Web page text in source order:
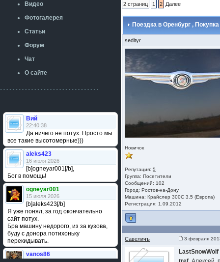
Видео
Фотогалерея
Статьи
Форум
Чат
О сайте
Вий
22:40:38
Да ничего не потух. Просто мы
все такие высотомерные)))
aleks423
16 июля 2026
[b]ogneyar001[/b],
Бог в помощь!
ogneyar001
15 июля 2026
[b]aleks423[/b]
Я уже понял, за год окончательно
сайт потух.
Бра машину недорого, из за кузова,
буду с донора потихоньку
перекидывать.
vanos86
2 страниц 1 2 Далее
Поездка в Оренбург , Покупка
sedityr
Новичок
Репутация:5
Группа:Посетители
Сообщений: 102
Город: Ростов-на-Дону
Машина: Крайслер 300С 3.5 (Европа)
Регистрация: 1.09.2012
Савеличъ 3 февраля
LastSnowWolf